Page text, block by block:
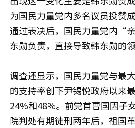
为国民力量党内多名议员投赞
通过表决后，国民力量党内“
东勋负责，直接导致韩东勋的
调查还显示，国民力量党与最
的支持率创下尹锡悦政府以来
24%和48%。前党首曹国因子
院判处有期徒刑两年后，祖国